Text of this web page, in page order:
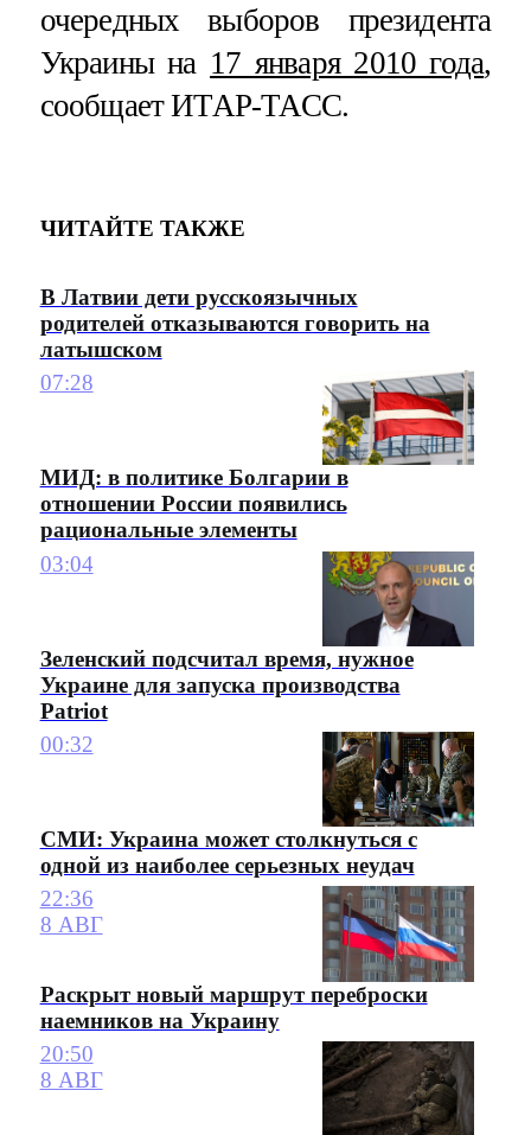
очередных выборов президента
Украины на 17 января 2010 года,
сообщает ИТАР-ТАСС.
ЧИТАЙТЕ ТАКЖЕ
В Латвии дети русскоязычных
родителей отказываются говорить на
латышском
07:28
МИД: в политике Болгарии в
отношении России появились
рациональные элементы
03:04
Зеленский подсчитал время, нужное
Украине для запуска производства
Patriot
00:32
СМИ: Украина может столкнуться с
одной из наиболее серьезных неудач
22:36
8 АВГ
Раскрыт новый маршрут переброски
наемников на Украину
20:50
8 АВГ